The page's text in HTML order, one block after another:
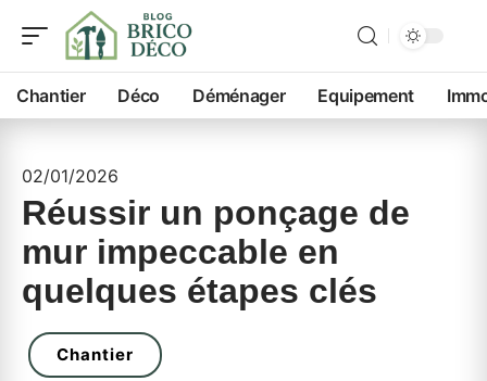
Chantier Déco Déménager Equipement
02/01/2026
Réussir un ponçage de
mur impeccable en
quelques étapes clés
Chantier